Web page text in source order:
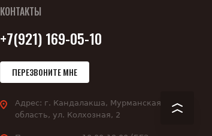
КОНТАКТЫ
+7(921) 169-05-10
ПЕРЕЗВОНИТЕ МНЕ
Адрес: г. Кандалакша, Мурманская
область, ул. Колхозная, 2